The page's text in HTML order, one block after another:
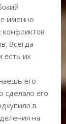
именно
Всегда
есть их
его
его
в
на